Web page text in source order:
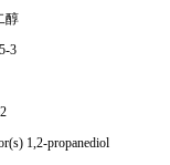
醇
3
1,2-propanediol